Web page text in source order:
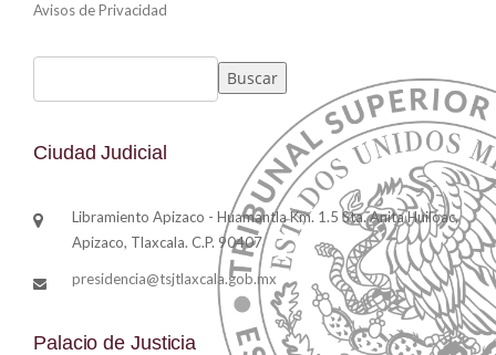
Avisos de Privacidad
Buscar
Ciudad Judicial
Libramiento Apizaco - Huamantla Km. 1.5 Sta. Anita Huiloac,
Apizaco, Tlaxcala. C.P. 90407
presidencia@tsjtlaxcala.gob.mx
Palacio de Justicia